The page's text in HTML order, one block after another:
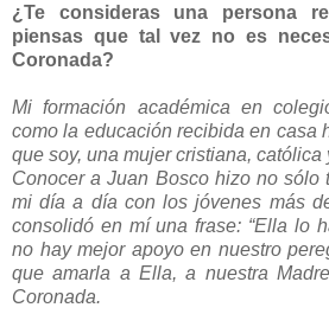
¿Te consideras una persona
piensas que tal vez no es
Coronada?
Mi formación académica en
como la educación recibida en casa
que soy, una mujer cristiana, católica
Conocer a Juan Bosco hizo no sólo
mi día a día con los jóvenes más
consolidó en mí una frase: “Ella lo
no hay mejor apoyo en nuestro
que amarla a Ella, a nuestra
Coronada.